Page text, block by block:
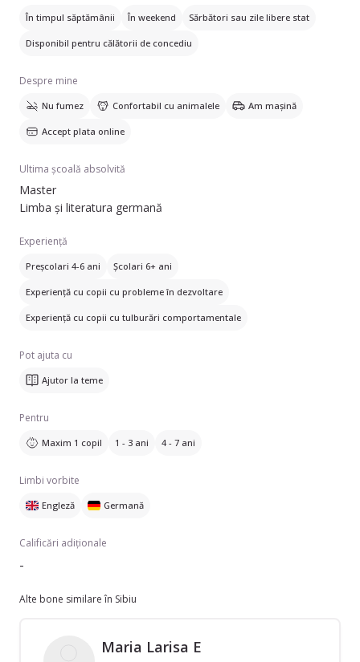
În timpul săptămânii În weekend Sărbători sau zile libere stat
Disponibil pentru călătorii de concediu
Despre mine
Nu fumez Confortabil cu animalele Am mașină
Accept plata online
Ultima școală absolvită
Master
Limba și literatura germană
Experiență
Preșcolari 4-6 ani Școlari 6+ ani
Experiență cu copii cu probleme în dezvoltare
Experiență cu copii cu tulburări comportamentale
Pot ajuta cu
Ajutor la teme
Pentru
Maxim 1 copil 1 - 3 ani 4 - 7 ani
Limbi vorbite
Engleză Germană
Calificări adiționale
-
Alte bone similare în Sibiu
Maria Larisa E